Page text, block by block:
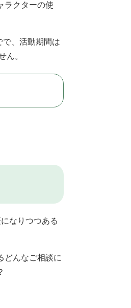
ラクターの使
で、活動期間は
ん。
なりつつある
どんなご相談に